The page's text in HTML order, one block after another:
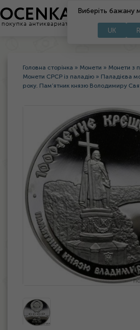
Виберіть бажану
UK
Головна сторінка » Монети » Монети з
Монети СРСР із паладію » Паладієва
року. Пам’ятник князю Володимиру